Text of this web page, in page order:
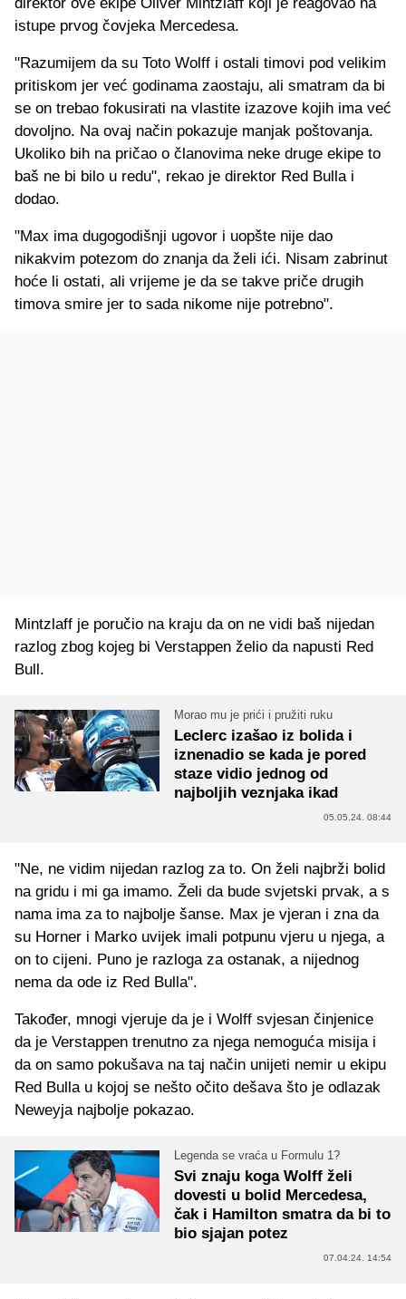
istupe prvog čovjeka Mercedesa.
"Razumijem da su Toto Wolff i ostali timovi pod velikim
pritiskom jer već godinama zaostaju, ali smatram da bi
se on trebao fokusirati na vlastite izazove kojih ima već
dovoljno. Na ovaj način pokazuje manjak poštovanja.
Ukoliko bih na pričao o članovima neke druge ekipe to
baš ne bi bilo u redu", rekao je direktor Red Bulla i
dodao.
"Max ima dugogodišnji ugovor i uopšte nije dao
nikakvim potezom do znanja da želi ići. Nisam zabrinut
hoće li ostati, ali vrijeme je da se takve priče drugih
timova smire jer to sada nikome nije potrebno".
Mintzlaff je poručio na kraju da on ne vidi baš nijedan
razlog zbog kojeg bi Verstappen želio da napusti Red
Bull.
Morao mu je prići i pružiti ruku
Leclerc izašao iz bolida i
iznenadio se kada je pored
staze vidio jednog od
najboljih veznjaka ikad
05.05.24. 08:44
"Ne, ne vidim nijedan razlog za to. On želi najbrži bolid
na gridu i mi ga imamo. Želi da bude svjetski prvak, a s
nama ima za to najbolje šanse. Max je vjeran i zna da
su Horner i Marko uvijek imali potpunu vjeru u njega, a
on to cijeni. Puno je razloga za ostanak, a nijednog
nema da ode iz Red Bulla".
Također, mnogi vjeruje da je i Wolff svjesan činjenice
da je Verstappen trenutno za njega nemoguća misija i
da on samo pokušava na taj način unijeti nemir u ekipu
Red Bulla u kojoj se nešto očito dešava što je odlazak
Neweyja najbolje pokazao.
Legenda se vraća u Formulu 1?
Svi znaju koga Wolff želi
dovesti u bolid Mercedesa,
čak i Hamilton smatra da bi to
bio sjajan potez
07.04.24. 14:54